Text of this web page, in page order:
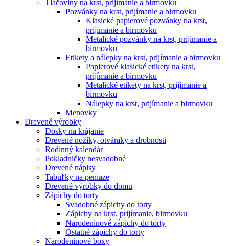
Tlačoviny na krst, prijímanie a birmovku
Pozvánky na krst, prijímanie a birmovku
Klasické papierové pozvánky na krst,
prijímanie a birmovku
Metalické pozvánky na krst, prijímanie a
birmovku
Etikety a nálepky na krst, prijímanie a birmovku
Papierové klasické etikety na krst,
prijímanie a birmovku
Metalické etikety na krst, prijímanie a
birmovku
Nálepky na krst, prijímanie a birmovku
Menovky
Drevené výrobky
Dosky na krájanie
Drevené nožíky, otváraky a drobnosti
Rodinný kalendár
Pokladničky nesvadobné
Drevené nápisy
Tabuľky na peniaze
Drevené výrobky do domu
Zápichy do torty
Svadobné zápichy do torty
Zápichy na krst, prijímanie, birmovku
Narodeninové zápichy do torty
Ostatné zápichy do torty
Narodeninové boxy